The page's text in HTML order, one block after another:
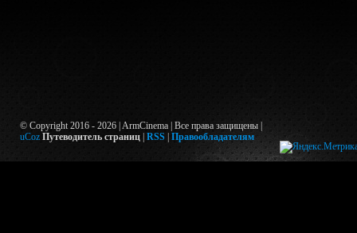
© Copyright 2016 - 2026 | ArmCinema | Все права защищены |
uCoz Путеводитель страниц RSS Правообладателям